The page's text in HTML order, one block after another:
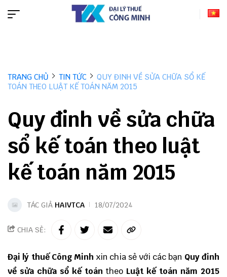
TRANG CHỦ TIN TỨC
QUY ĐINH VỀ SỬA CHỮA SỔ KẾ
TOÁN THEO LUẬT KẾ TOÁN NĂM 2015
Quy đinh về sửa chữa
sổ kế toán theo luật
kế toán năm 2015
TÁC GIẢ HAIVTCA 18/07/2024
CHIA SẺ:
Đại lý thuế Công Minh xin chia sẻ với các bạn Quy đinh
về sửa chữa sổ kế toán theo Luật kế toán năm 2015